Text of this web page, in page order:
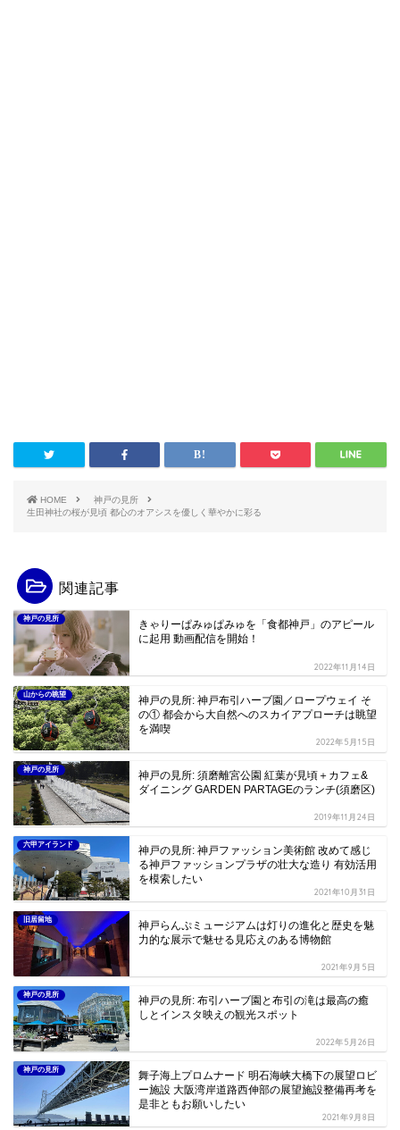
HOME
神戸の見所
生田神社の桜が見頃 都心のオアシスを優しく華やかに彩る
関連記事
神戸の見所
きゃりーぱみゅぱみゅを「食都神戸」のアピール
に起用 動画配信を開始！
2022年11月14日
山からの眺望
神戸の見所: 神戸布引ハーブ園／ロープウェイ そ
の① 都会から大自然へのスカイアプローチは眺望
を満喫
2022年5月15日
神戸の見所
神戸の見所: 須磨離宮公園 紅葉が見頃＋カフェ&
ダイニング GARDEN PARTAGEのランチ(須磨区)
2019年11月24日
六甲アイランド
神戸の見所: 神戸ファッション美術館 改めて感じ
る神戸ファッションプラザの壮大な造り 有効活用
を模索したい
2021年10月31日
旧居留地
神戸らんぷミュージアムは灯りの進化と歴史を魅
力的な展示で魅せる見応えのある博物館
2021年9月5日
神戸の見所
神戸の見所: 布引ハーブ園と布引の滝は最高の癒
しとインスタ映えの観光スポット
2022年5月26日
神戸の見所
舞子海上プロムナード 明石海峡大橋下の展望ロビ
ー施設 大阪湾岸道路西伸部の展望施設整備再考を
是非ともお願いしたい
2021年9月8日